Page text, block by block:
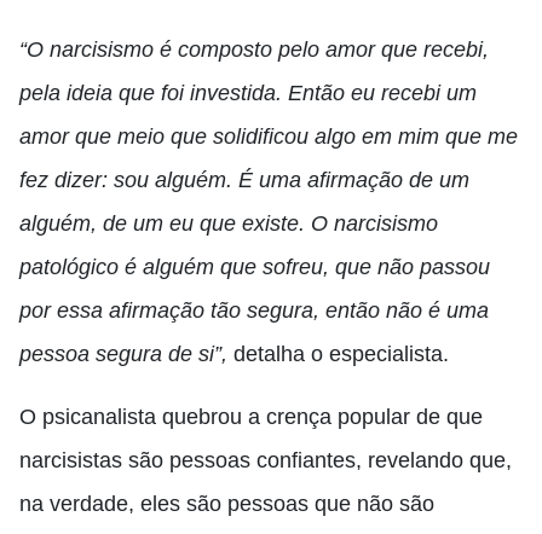
“O narcisismo é composto pelo amor que recebi,
pela ideia que foi investida. Então eu recebi um
amor que meio que solidificou algo em mim que me
fez dizer: sou alguém. É uma afirmação de um
alguém, de um eu que existe. O narcisismo
patológico é alguém que sofreu, que não passou
por essa afirmação tão segura, então não é uma
pessoa segura de si”, detalha o especialista.
O psicanalista quebrou a crença popular de que
narcisistas são pessoas confiantes, revelando que,
na verdade, eles são pessoas que não são